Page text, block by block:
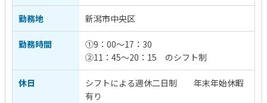
勤務地 新潟市中央区
勤務時間
①9：00～17：30
②11：45～20：15 のシフト制
休日
シフトによる週休二日制 年末年始休暇
有り